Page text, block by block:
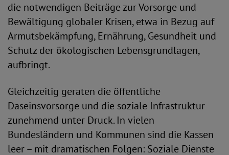
die notwendigen Beiträge zur Vorsorge und
Bewältigung globaler Krisen, etwa in Bezug auf
Armutsbekämpfung, Ernährung, Gesundheit und
Schutz der ökologischen Lebensgrundlagen,
aufbringt.
Gleichzeitig geraten die öffentliche
Daseinsvorsorge und die soziale Infrastruktur
zunehmend unter Druck. In vielen
Bundesländern und Kommunen sind die Kassen
leer – mit dramatischen Folgen: Soziale Dienste